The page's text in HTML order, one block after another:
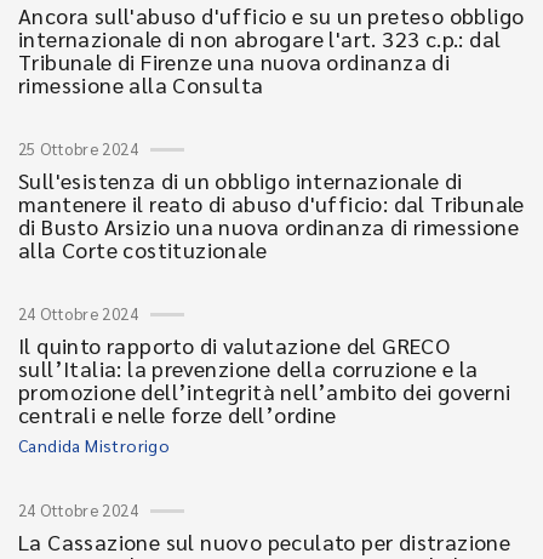
Ancora sull'abuso d'ufficio e su un preteso obbligo
internazionale di non abrogare l'art. 323 c.p.: dal
Tribunale di Firenze una nuova ordinanza di
rimessione alla Consulta
25 Ottobre 2024
Sull'esistenza di un obbligo internazionale di
mantenere il reato di abuso d'ufficio: dal Tribunale
di Busto Arsizio una nuova ordinanza di rimessione
alla Corte costituzionale
24 Ottobre 2024
Il quinto rapporto di valutazione del GRECO
sull’Italia: la prevenzione della corruzione e la
promozione dell’integrità nell’ambito dei governi
centrali e nelle forze dell’ordine
Candida Mistrorigo
24 Ottobre 2024
La Cassazione sul nuovo peculato per distrazione